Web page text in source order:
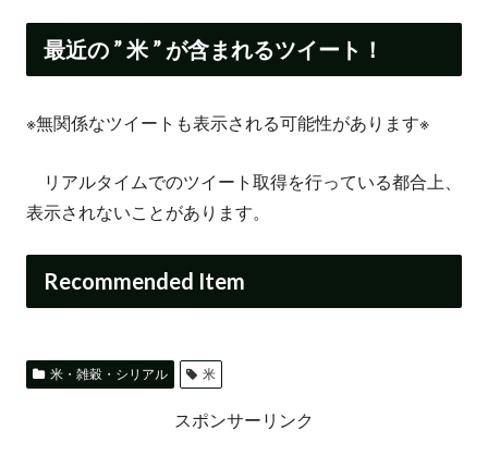
最近の ” 米 ” が含まれるツイート！
※無関係なツイートも表示される可能性があります※
リアルタイムでのツイート取得を行っている都合上、
表示されないことがあります。
Recommended Item
米・雑穀・シリアル 米
スポンサーリンク